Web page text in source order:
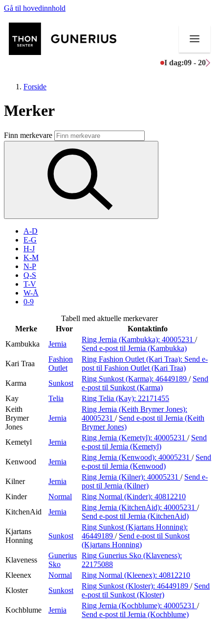
Gå til hovedinnhold
I dag:09 - 20
Butikker
Mat og drikke
Aktiviteter
Inspirasjon
Søk
Praktisk informasjon
Ledige stillinger
Magasin
Gavekort
Finn frem
Min Shopping-app
Forside
Merker
Finn merkevare
A-D
E-G
H-J
K-M
N-P
Q-S
T-V
W-Å
0-9
Tabell med aktuelle merkevarer
Merke
Hvor
Kontaktinfo
Kambukka
Jernia
Ring Jernia (Kambukka): 40005231 /
Send e-post til Jernia (Kambukka)
Kari Traa
Fashion
Outlet
Ring Fashion Outlet (Kari Traa): Send e-
post til Fashion Outlet (Kari Traa)
Karma
Sunkost
Ring Sunkost (Karma): 46449189 / Send
e-post til Sunkost (Karma)
Kay
Telia Ring Telia (Kay): 22171455
Keith
Brymer
Jones
Jernia
Ring Jernia (Keith Brymer Jones):
40005231 / Send e-post til Jernia (Keith
Brymer Jones)
Kemetyl
Jernia
Ring Jernia (Kemetyl): 40005231 / Send
e-post til Jernia (Kemetyl)
Kenwood
Jernia
Ring Jernia (Kenwood): 40005231 / Send
e-post til Jernia (Kenwood)
Kilner
Jernia
Ring Jernia (Kilner): 40005231 / Send e-
post til Jernia (Kilner)
Kinder
Normal Ring Normal (Kinder): 40812210
KitchenAid
Jernia
Ring Jernia (KitchenAid): 40005231 /
Send e-post til Jernia (KitchenAid)
Kjartans
Honning
Sunkost
Ring Sunkost (Kjartans Honning):
46449189 / Send e-post til Sunkost
(Kjartans Honning)
Klaveness
Gunerius
Sko
Ring Gunerius Sko (Klaveness):
22175088
Kleenex
Normal Ring Normal (Kleenex): 40812210
Kloster
Sunkost
Ring Sunkost (Kloster): 46449189 / Send
e-post til Sunkost (Kloster)
Kochblume
Jernia
Ring Jernia (Kochblume): 40005231 /
Send e-post til Jernia (Kochblume)